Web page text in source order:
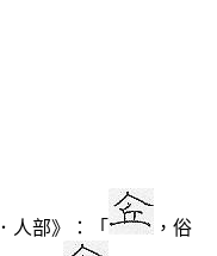
．人部》：「 ，俗